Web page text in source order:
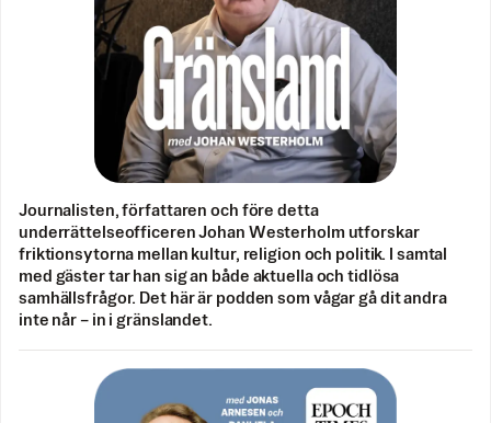
Journalisten, författaren och före detta
underrättelseofficeren Johan Westerholm utforskar
friktionsytorna mellan kultur, religion och politik. I samtal
med gäster tar han sig an både aktuella och tidlösa
samhällsfrågor. Det här är podden som vågar gå dit andra
inte når – in i gränslandet.